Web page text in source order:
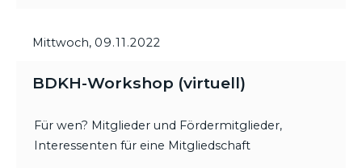
Mittwoch, 09.11.2022
BDKH-Workshop (virtuell)
Für wen? Mitglieder und Fördermitglieder,
Interessenten für eine Mitgliedschaft